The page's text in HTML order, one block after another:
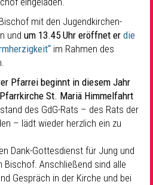
mit den Jugendkirchen-
und um 13.45 Uhr eröffnet er die
im Rahmen des
Pfarrei beginnt in diesem Jahr
St. Mariä Himmelfahrt
des GdG-Rats – des Rats der
– lädt wieder herzlich ein zu
Dank-Gottesdienst für Jung und
Anschließend sind alle
Gespräch in der Kirche und bei